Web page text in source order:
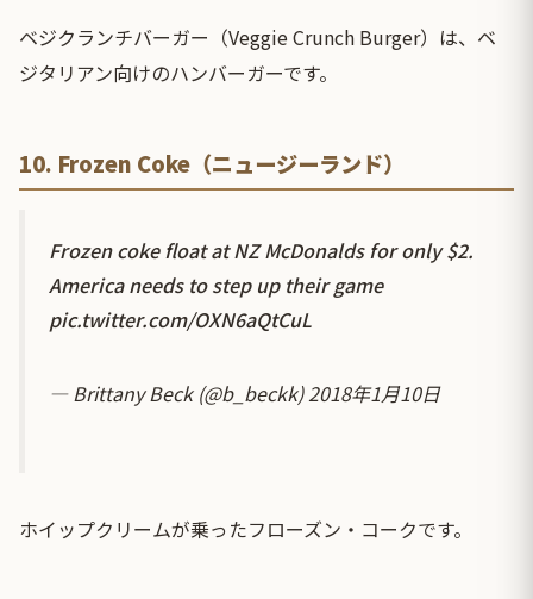
ベジクランチバーガー（Veggie Crunch Burger）は、ベ
ジタリアン向けのハンバーガーです。
10. Frozen Coke（ニュージーランド）
Frozen coke float at NZ McDonalds for only $2.
America needs to step up their game
pic.twitter.com/OXN6aQtCuL
— Brittany Beck (@b_beckk)2018年1月10日
ホイップクリームが乗ったフローズン・コークです。